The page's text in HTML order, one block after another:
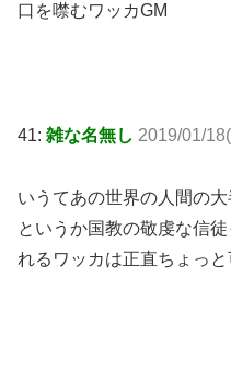
口を噤むワッカGM
41: 雑な名無し 2019/01/
いうてあの世界の人間の
というか国教の敬虔な信
れるワッカは正直ちょっと